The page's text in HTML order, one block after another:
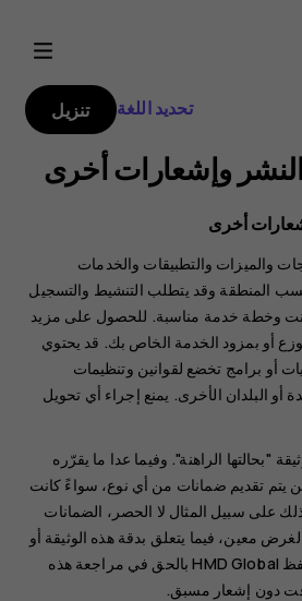
تحديد اللغة تنزيل
وإشعارات أخرى
أخرى
والميزات والتطبيقات والخدمات
المنطقة وقد يتطلب التنشيط والتسجيل
وخطة خدمة مناسبة. للحصول على مزيد
أو بمزود الخدمة الخاص بك. قد يحتوي
أو برامج تخضع لقوانين وتنظيمات
أو البلدان الأخرى. يمنع إجراء أي تحويل
"بحالتها الراهنة". وفيما عدا ما يقرّره
لن يتم تقديم ضمانات من أي نوع، سواءً كانت
على سبيل المثال لا الحصر، الضمانات
معين، فيما يتعلق بدقة هذه الوثيقة أو
موثوقيتها أو محتوياتها. تحتفظ HMD Global بالحق في مراجعة هذه
دون إشعار مسبق.